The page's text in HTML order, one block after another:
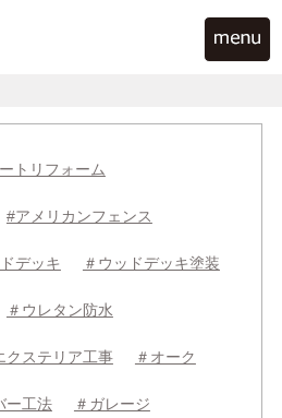
トリフォーム
#アメリカンフェンス
デッキ ＃ウッドデッキ塗装
＃ウレタン防水
クステリア工事 ＃オーク
ー工法 ＃ガレージ